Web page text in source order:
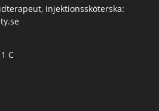
injektionssköterska:
C